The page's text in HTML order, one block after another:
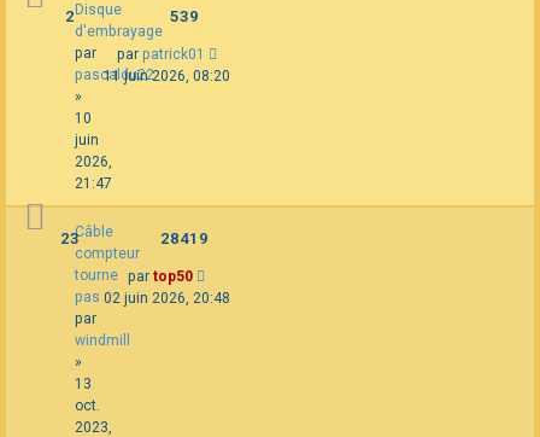
Disque
d'embrayage
par
pascaldu22
»
10
juin
2026,
21:47
2 539
par patrick01
11 juin 2026, 08:20
Câble
compteur
tourne
pas
par
windmill
»
13
oct.
2023,
23 28419
par top50
02 juin 2026, 20:48